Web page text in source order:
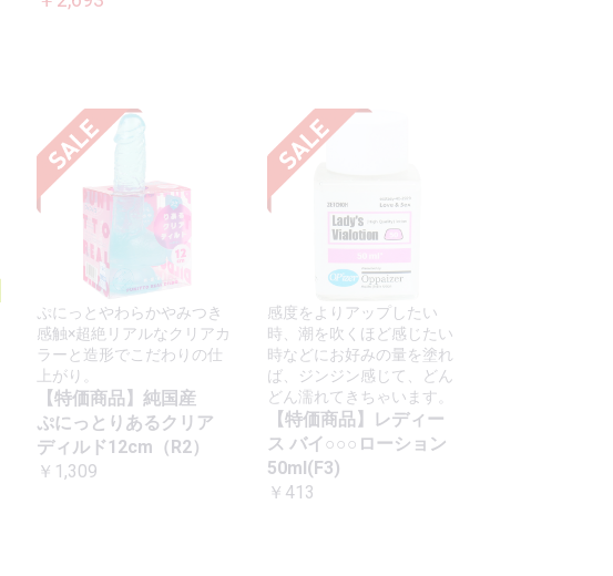
ぷにっとやわらかやみつき
感触×超絶リアルなクリアカ
ラーと造形でこだわりの仕
上がり。
【特価商品】純国産
ぷにっとりあるクリア
ディルド12cm（R2）
￥1,309
感度をよりアップしたい
時、潮を吹くほど感じたい
時などにお好みの量を塗れ
ば、ジンジン感じて、どん
どん濡れてきちゃいます。
【特価商品】レディー
ス バイ○○○ローション
50ml(F3)
￥413